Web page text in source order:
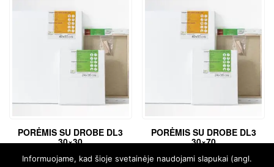
PORĖMIS SU DROBE DL3
30×30
€8,58
PORĖMIS SU DROBE DL3
30×70
€15,13
Informuojame, kad šioje svetainėje naudojami slapukai (angl.